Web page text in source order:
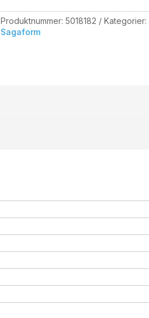
Produktnummer: 5018182 Kategorier:
Sagaform